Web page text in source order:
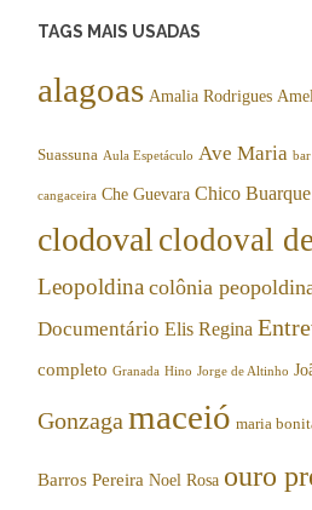
TAGS MAIS USADAS
alagoas Amalia Rodrigues
Suassuna Aula Espetáculo Ave Maria
cangaceira Che Guevara Chico Buarque
clodoval clodoval
Leopoldina colônia
Documentário Elis Regina
completo Granada Hino Jorge de Altinho
Gonzaga maceió maria
Barros Pereira Noel Rosa ouro